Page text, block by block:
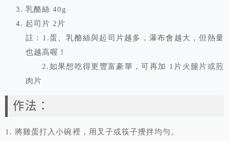
乳酪絲40g
起司片 2 片
註： 1.蛋、乳酪絲與起司片越多，瀑布會越大，但熱量
也越高喔！
2.如果想吃得更豐富豪華，可再加 1 片火腿片或煎
肉片
作法：
1. 將雞蛋打入小碗裡，用叉子或筷子攪拌均勻。